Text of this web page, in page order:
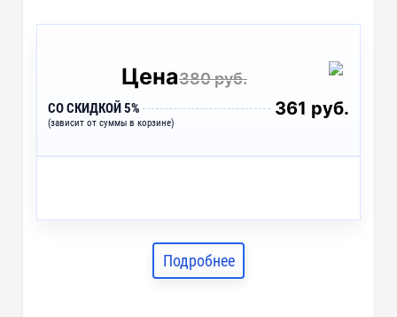
Цена380 руб.
СО СКИДКОЙ 5%
(зависит от суммы в корзине)
361 руб.
Подробнее